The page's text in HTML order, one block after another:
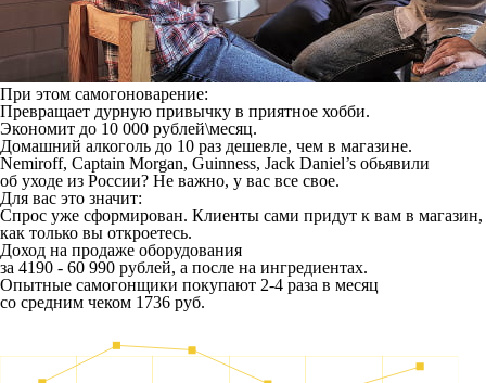
При этом самогоноварение:
Превращает дурную привычку в приятное хобби.
Экономит до 10 000 рублей\месяц.
Домашний алкоголь до 10 раз дешевле, чем в магазине.
Nemiroff, Captain Morgan, Guinness, Jack Daniel’s обьявили
об уходе из России? Не важно, у вас все свое.
Для вас это значит:
Спрос уже сформирован. Клиенты сами придут к вам в магазин,
как только вы откроетесь.
Доход на продаже оборудования
за 4190 - 60 990 рублей, а после на ингредиентах.
Опытные самогонщики покупают 2-4 раза в месяц
со средним чеком 1736 руб.